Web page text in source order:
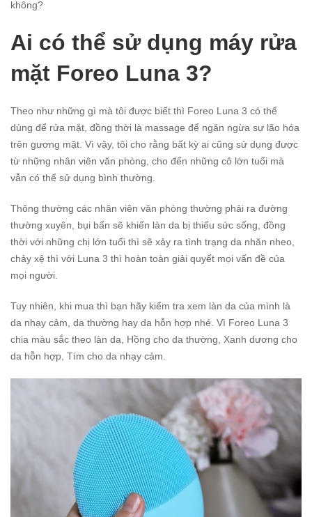
không?
Ai có thể sử dụng máy rửa
mặt Foreo Luna 3?
Theo như những gì mà tôi được biết thì Foreo Luna 3 có thể
dùng để rửa mặt, đồng thời là massage để ngăn ngừa sự lão hóa
trên gương mặt. Vì vậy, tôi cho rằng bất kỳ ai cũng sử dụng được
từ những nhân viên văn phòng, cho đến những cô lớn tuổi mà
vẫn có thể sử dụng bình thường.
Thông thường các nhân viên văn phòng thường phải ra đường
thường xuyên, bụi bẩn sẽ khiến làn da bị thiếu sức sống, đồng
thời với những chị lớn tuổi thì sẽ xảy ra tình trạng da nhăn nheo,
chảy xệ thì với Luna 3 thì hoàn toàn giải quyết mọi vấn đề của
mọi người.
Tuy nhiên, khi mua thì bạn hãy kiểm tra xem làn da của mình là
da nhạy cảm, da thường hay da hỗn hợp nhé. Vì Foreo Luna 3
chia màu sắc theo làn da, Hồng cho da thường
Xanh dương cho
da hỗn hợp Tím cho da nhạy cảm